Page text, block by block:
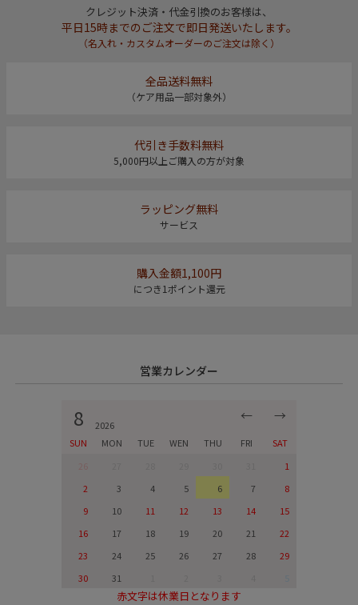
クレジット決済・代金引換のお客様は、
平日15時までのご注文で即日発送いたします。
（名入れ・カスタムオーダーのご注文は除く）
全品送料無料
（ケア用品一部対象外）
代引き手数料無料
5,000円以上ご購入の方が対象
ラッピング無料
サービス
購入金額1,100円
につき1ポイント還元
営業カレンダー
8 2026
← →
SUN MON TUE WEN THU FRI
SAT
1
2
3 4 5 6 7
8
9
10 11 12 13 14
15
16
17 18 19 20 21
22
23
24 25 26 27 28
29
30
31
赤文字は休業日となります